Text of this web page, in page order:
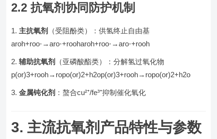
2.2 抗氧剂协同防护机制
主抗氧剂
（受阻酚类）：供氢终止自由基
aroh+roo⋅→aro⋅+rooharoh+roo⋅ →aro⋅+rooh
辅助抗氧剂
（亚磷酸酯类）：分解氢过氧化物
p(or)3+rooh→ropo(or)2+h2op(or)3+rooh→ ropo(or)2+h2o
金属钝化剂 ：螯合cu²⁺/fe³⁺抑制催化氧化
3. 主流抗氧剂产品特性与参数